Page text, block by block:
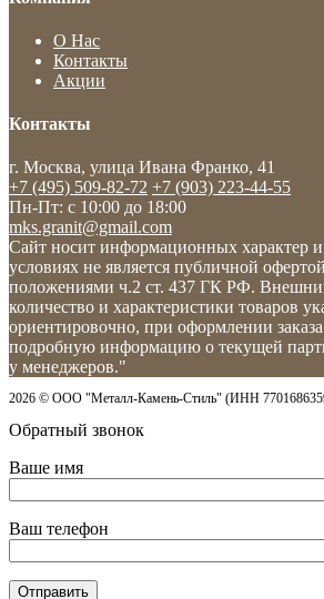
О Нас
Контакты
Акции
Контакты
г. Москва, улица Ивана Франко, 41
+7 (495) 509-82-72 +7 (903) 223-44-55
Пн-Пт: c 10:00 до 18:00
mks.granit@gmail.com
Сайт носит информационных характер
условиях не является публичной
положениями ч.2 ст. 437 ГК РФ.
количество и характеристики товаров
ориентировочно, при оформлении
подробную информацию о текущей
у менеджеров."
2026 © ООО "Металл-Камень-Стиль" (ИНН
Обратный звонок
Ваше имя
Ваш телефон